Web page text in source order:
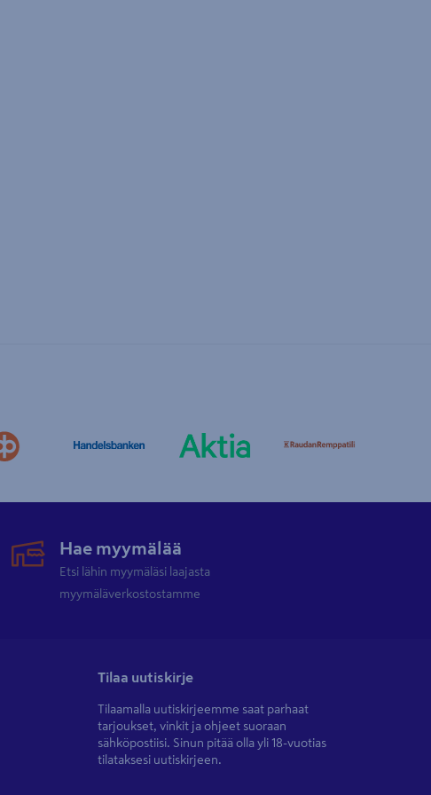
Hae myymälää
Etsi lähin myymäläsi laajasta
myymäläverkostostamme
Tilaa uutiskirje
Tilaamalla uutiskirjeemme saat parhaat
tarjoukset, vinkit ja ohjeet suoraan
sähköpostiisi. Sinun pitää olla yli 18-vuotias
tilataksesi uutiskirjeen.